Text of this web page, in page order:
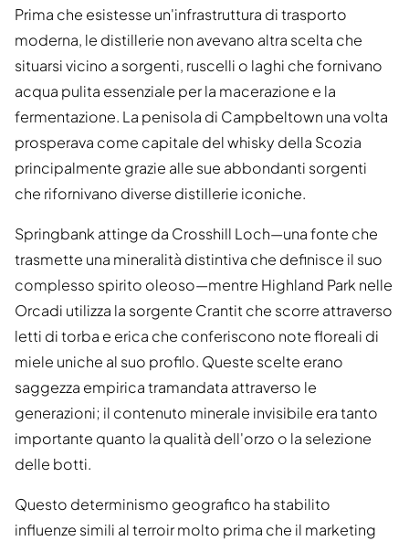
Prima che esistesse un'infrastruttura di trasporto
moderna, le distillerie non avevano altra scelta che
situarsi vicino a sorgenti, ruscelli o laghi che fornivano
acqua pulita essenziale per la macerazione e la
fermentazione. La penisola di Campbeltown una volta
prosperava come capitale del whisky della Scozia
principalmente grazie alle sue abbondanti sorgenti
che rifornivano diverse distillerie iconiche.
Springbank attinge da Crosshill Loch—una fonte che
trasmette una mineralità distintiva che definisce il suo
complesso spirito oleoso—mentre Highland Park nelle
Orcadi utilizza la sorgente Crantit che scorre attraverso
letti di torba e erica che conferiscono note floreali di
miele uniche al suo profilo. Queste scelte erano
saggezza empirica tramandata attraverso le
generazioni; il contenuto minerale invisibile era tanto
importante quanto la qualità dell'orzo o la selezione
delle botti.
Questo determinismo geografico ha stabilito
influenze simili al terroir molto prima che il marketing